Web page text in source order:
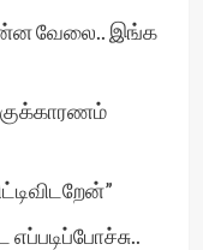
வேலை.. இங்க